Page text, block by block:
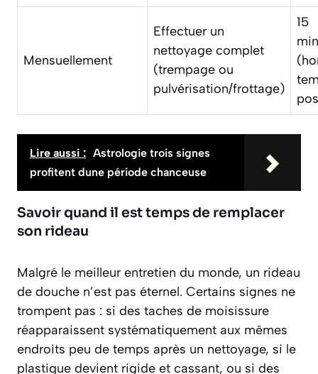
Mensuellement
Effectuer un
nettoyage complet
(trempage ou
pulvérisation/frottage)
15
Lire aussi : Astrologie trois signes
profitent dune période chanceuse
Savoir quand il est temps de remplacer
son rideau
Malgré le meilleur entretien du monde, un rideau
de douche n’est pas éternel. Certains signes ne
trompent pas : si des taches de moisissure
réapparaissent systématiquement aux mêmes
endroits peu de temps après un nettoyage, si le
plastique devient rigide et cassant, ou si des